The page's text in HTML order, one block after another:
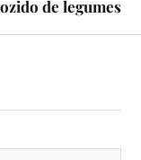
de legumes